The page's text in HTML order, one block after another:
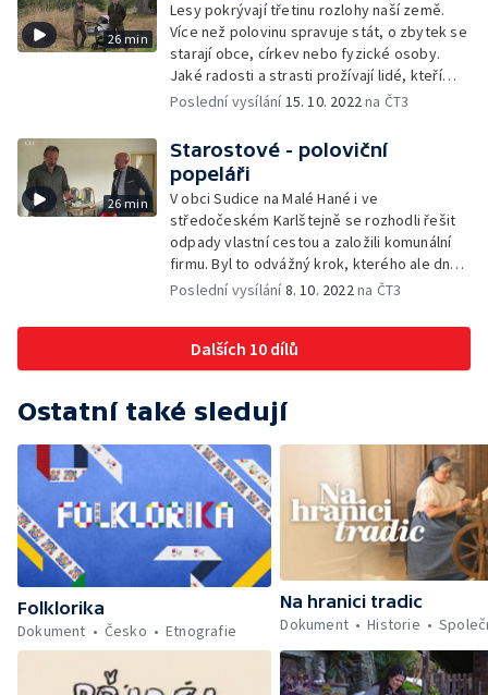
26 min
Lesy pokrývají třetinu rozlohy naší země.
Více než polovinu spravuje stát, o zbytek se
starají obce, církev nebo fyzické osoby.
Jaké radosti a strasti prožívají lidé, kteří
o lesy pečují?
Poslední vysílání15. 10. 2022na ČT3
26 min
Starostové - poloviční
popeláři
V obci Sudice na Malé Hané i ve
středočeském Karlštejně se rozhodli řešit
odpady vlastní cestou a založili komunální
firmu. Byl to odvážný krok, kterého ale dnes
nelitují.
Poslední vysílání8. 10. 2022na ČT3
Dalších 10 dílů
Ostatní také sledují
Folklorika
Dokument
Česko Etnografie
Na hranici tradic
Dokument
Historie